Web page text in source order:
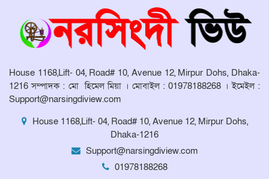
মানুষের সংবাদ প্রকাশের জেরে সাংবাদিক
লাঞ্ছিতের অভিযোগ।
মনোহরদীতে উপজেলা দুর্যোগ ব্যবস্থাপনা
House 1168,Lift- 04, Road# 10, Avenue 12, Mirpur Dohs, Dhaka-
1216 সম্পাদক : মো হিমেল মিয়া । মোবাইল : 01978188268 । ইমেইল :
Support@narsingdiview.com
House 1168,Lift- 04, Road# 10, Avenue 12, Mirpur Dohs,
Dhaka-1216
Support@narsingdiview.com
01978188268